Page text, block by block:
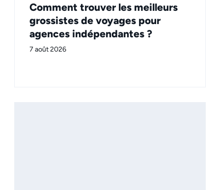
Comment trouver les meilleurs
grossistes de voyages pour
agences indépendantes ?
7 août 2026